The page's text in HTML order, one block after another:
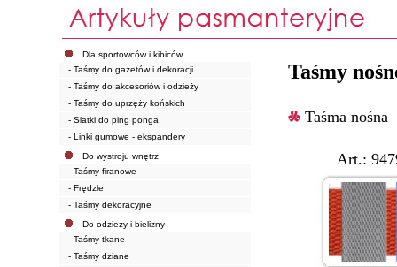
Dla sportowców i kibiców
- Taśmy do gażetów i dekoracji
- Taśmy do akcesoriów i odzieży
- Taśmy do uprzęży końskich
- Siatki do ping ponga
- Linki gumowe - ekspandery
Do wystroju wnętrz
- Taśmy firanowe
- Frędzle
- Taśmy dekoracyjne
Do odzieży i bielizny
- Taśmy tkane
- Taśmy dziane
Taśmy
Taśma nośna
Art.: 9479/